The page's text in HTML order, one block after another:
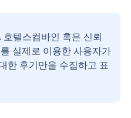
호텔스컴바인 혹은 신뢰
실제로 이용한 사용자가
한 후기만을 수집하고 표